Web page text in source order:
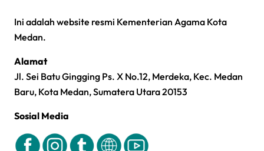
Ini adalah website resmi Kementerian Agama Kota
Medan.
Alamat
Jl. Sei Batu Gingging Ps. X No.12, Merdeka, Kec. Medan
Baru, Kota Medan, Sumatera Utara 20153
Sosial Media